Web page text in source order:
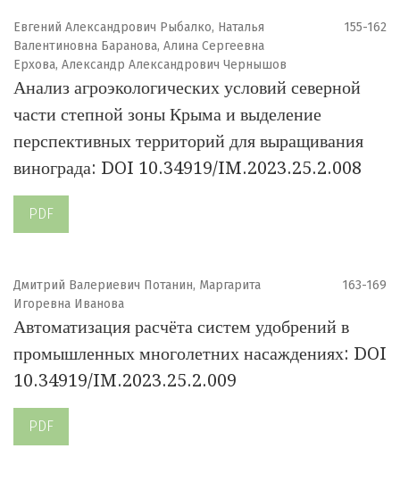
Евгений Александрович Рыбалко, Наталья
Валентиновна Баранова, Алина Сергеевна
Ерхова, Александр Александрович Чернышов
155-162
Анализ агроэкологических условий северной
части степной зоны Крыма и выделение
перспективных территорий для выращивания
винограда: DOI 10.34919/IM.2023.25.2.008
PDF
Дмитрий Валериевич Потанин, Маргарита
Игоревна Иванова
163-169
Автоматизация расчёта систем удобрений в
промышленных многолетних насаждениях: DOI
10.34919/IM.2023.25.2.009
PDF